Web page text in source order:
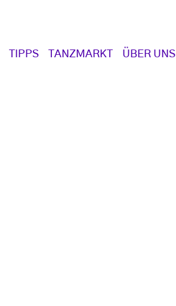
TIPPS TANZMARKT ÜBER UNS